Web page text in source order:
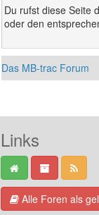
Du rufst diese Seite
oder den
Das MB-trac Forum
Links
Alle Foren als